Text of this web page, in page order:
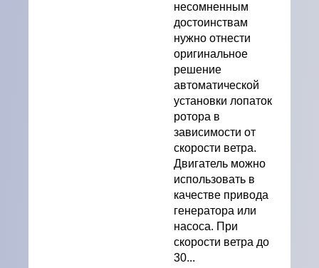
несомненным
достоинствам
нужно отнести
оригинальное
решение
автоматической
установки лопаток
ротора в
зависимости от
скорости ветра.
Двигатель можно
использовать в
качестве привода
генератора или
насоса. При
скорости ветра до
30...